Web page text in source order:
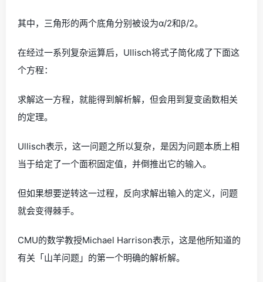
其中，三角形的两个底角分别被设为α/2和β/2。
在经过一系列复杂运算后，Ullisch将式子简化成了下面这
个方程：
求解这一方程，就能得到解析解，但会用到复变函数相关
的定理。
Ullisch表示，这一问题之所以复杂，是因为问题本质上相
当于给定了一个面积固定值，并倒推出它的输入。
但如果想要逆转这一过程，反向求解出输入的定义，问题
就会变得棘手。
CMU的数学教授Michael Harrison表示，这是他所知道的
有关「山羊问题」的第一个明确的解析解。